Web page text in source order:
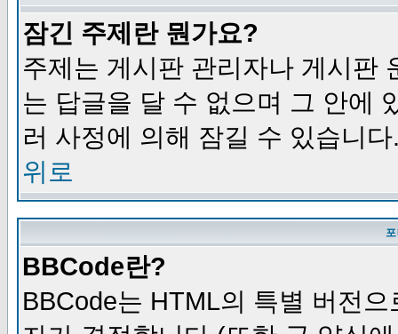
잠긴 주제란 뭔가요?
주제는 게시판 관리자나 게시판
는 답글을 달 수 없으며 그 안에
러 사정에 의해 잠길 수 있습니다
위로
BBCode란?
BBCode는 HTML의 특별 버전